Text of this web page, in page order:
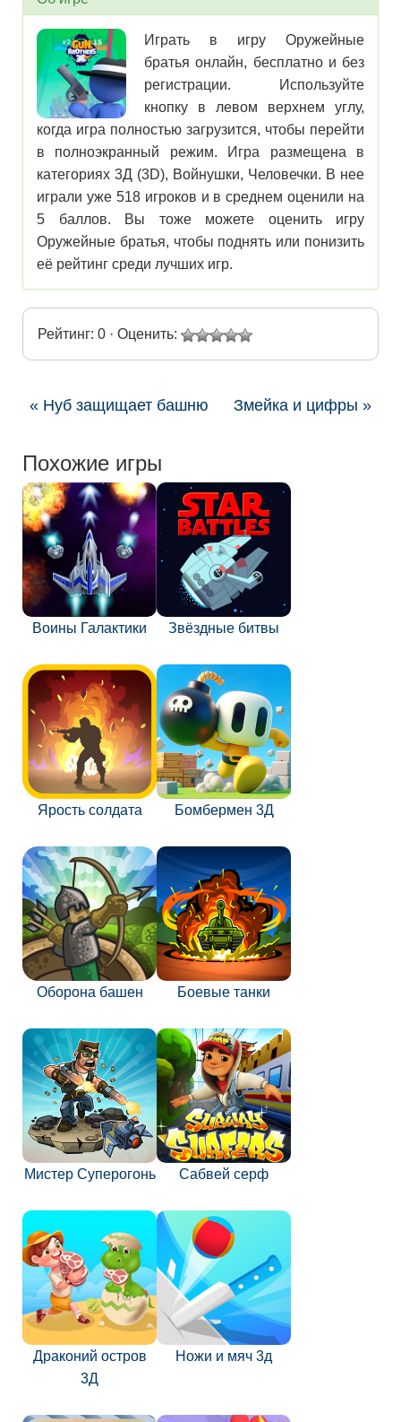
Играть в игру Оружейные
братья онлайн, бесплатно и без
регистрации. Используйте
кнопку в левом верхнем углу,
когда игра полностью загрузится, чтобы перейти
в полноэкранный режим. Игра размещена в
категориях 3Д (3D), Войнушки, Человечки. В нее
играли уже 518 игроков и в среднем оценили на
5 баллов. Вы тоже можете оценить игру
Оружейные братья, чтобы поднять или понизить
её рейтинг среди лучших игр.
Рейтинг: 0 · Оценить:
« Нуб защищает башню Змейка и цифры »
Похожие игры
Воины Галактики Звёздные битвы
Ярость солдата Бомбермен 3Д
Оборона башен Боевые танки
Мистер Суперогонь Сабвей серф
Драконий остров
3Д
Ножи и мяч 3д